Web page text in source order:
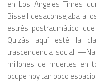
en Los Angeles Times
Bissell desaconsejaba a
estrés postraumático
Quizás aquí esté la
trascendencia social
millones de muertes en
ocupe hoy tan poco